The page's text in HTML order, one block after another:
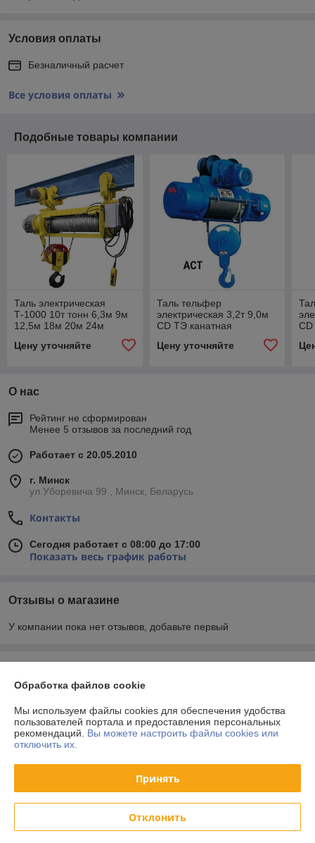
Условия оплаты
Безналичный расчет
Все условия оплаты
Подобные товары компании
Таль электрическая
Т-1000 10т тонн 6,3м 9м
12,5м 18м 20м 24м
Цену уточняйте
Таль тельфер
электрическая 3,2т 9,0м
CD ТЭ канатная
Цену уточняйте
О нас
Рейтинг не сформирован
Менее 5 отзывов за последний год
Работает с 20.05.2010
г. Минск
ул.Уборевича 99 , Минск, Беларусь
Контакты
Сегодня работает с 08:00 до 17:00
Показать весь график работы
Отзывы о магазине
У компании пока нет отзывов, добавьте первый
Доставка и оплата
График работы
Полная версия сайта
Политика обработки cookies
Обработка файлов cookie
Мы используем файлы cookies для обеспечения удобства
пользователей портала и предоставления персональных
рекомендаций. Вы можете настроить файлы cookies или
отключить их.
Принять
Отклонить